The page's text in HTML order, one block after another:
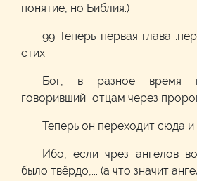
понятие, но Библия.)
99 Теперь первая
стих:
Бог, в разное время и
говоривший...отцам через
Теперь он переходит сюда и
Ибо, если чрез ангелов
было твёрдо,... (а что значит